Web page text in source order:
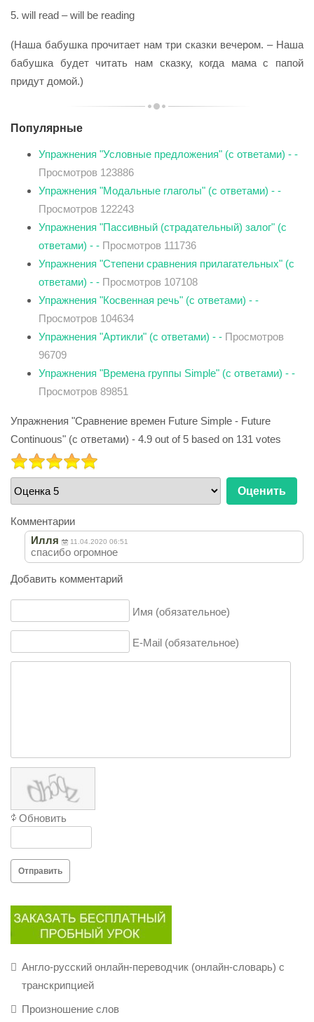
5. will read – will be reading
(Наша бабушка прочитает нам три сказки вечером. – Наша
бабушка будет читать нам сказку, когда мама с папой
придут домой.)
Популярные
Упражнения "Условные предложения" (с ответами) - -
Просмотров 123886
Упражнения "Модальные глаголы" (с ответами) - -
Просмотров 122243
Упражнения "Пассивный (страдательный) залог" (с
ответами) - - Просмотров 111736
Упражнения "Степени сравнения прилагательных" (с
ответами) - - Просмотров 107108
Упражнения "Косвенная речь" (с ответами) - -
Просмотров 104634
Упражнения "Артикли" (с ответами) - - Просмотров
96709
Упражнения "Времена группы Simple" (с ответами) - -
Просмотров 89851
Упражнения "Сравнение времен Future Simple - Future
Continuous" (с ответами) - 4.9 out of 5 based on 131 votes
РЕЙТИНГ:
5
/5
Пожалуйста,
оцените
Комментарии
Илля
11.04.2020 06:51
спасибо огромное
Добавить комментарий
Имя (обязательное)
E-Mail (обязательное)
Обновить
Отправить
Англо-русский онлайн-переводчик (онлайн-словарь) с
транскрипцией
Произношение слов